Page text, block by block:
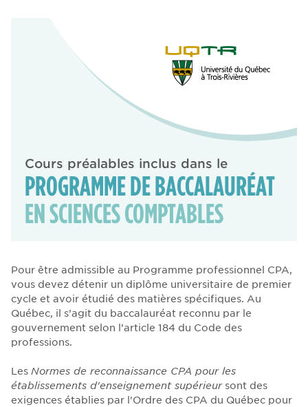
Cours préalables inclus dans le
PROGRAMME DE BACCALAURÉAT
EN SCIENCES COMPTABLES
Pour être admissible au Programme professionnel CPA,
vous devez détenir un diplôme universitaire de premier
cycle et avoir étudié des matières spécifiques. Au
Québec, il s’agit du baccalauréat reconnu par le
gouvernement selon l’article 184 du Code des
professions.
Les Normes de reconnaissance CPA pour les
établissements d'enseignement supérieursont des
exigences établies par l'Ordre des CPA du Québec pour